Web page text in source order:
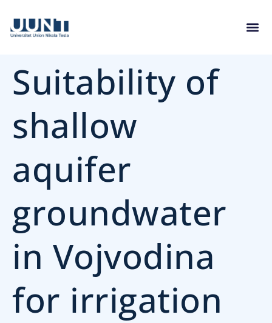
Suitability of
shallow
aquifer
groundwater
in Vojvodina
for irrigation